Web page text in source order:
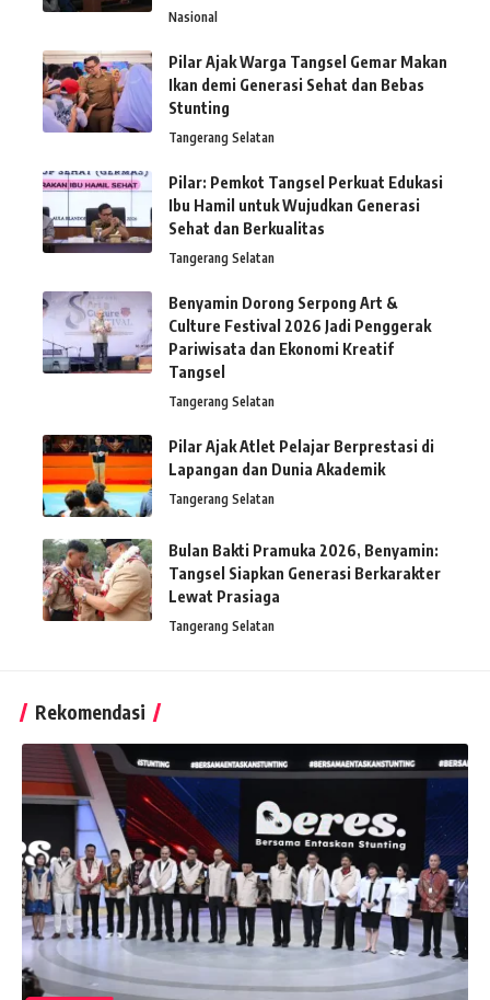
Nasional
Pilar Ajak Warga Tangsel Gemar Makan
Ikan demi Generasi Sehat dan Bebas
Stunting
Tangerang Selatan
Pilar: Pemkot Tangsel Perkuat Edukasi
Ibu Hamil untuk Wujudkan Generasi
Sehat dan Berkualitas
Tangerang Selatan
Benyamin Dorong Serpong Art &
Culture Festival 2026 Jadi Penggerak
Pariwisata dan Ekonomi Kreatif
Tangsel
Tangerang Selatan
Pilar Ajak Atlet Pelajar Berprestasi di
Lapangan dan Dunia Akademik
Tangerang Selatan
Bulan Bakti Pramuka 2026, Benyamin:
Tangsel Siapkan Generasi Berkarakter
Lewat Prasiaga
Tangerang Selatan
Rekomendasi